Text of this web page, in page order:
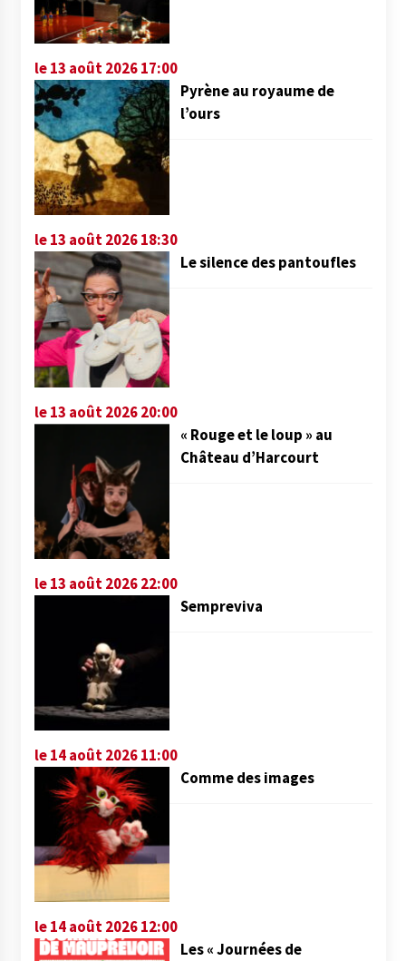
le 13 août 2026 17:00
Pyrène au royaume de
l’ours
le 13 août 2026 18:30
Le silence des pantoufles
le 13 août 2026 20:00
« Rouge et le loup » au
Château d’Harcourt
le 13 août 2026 22:00
Sempreviva
le 14 août 2026 11:00
Comme des images
le 14 août 2026 12:00
Les « Journées de